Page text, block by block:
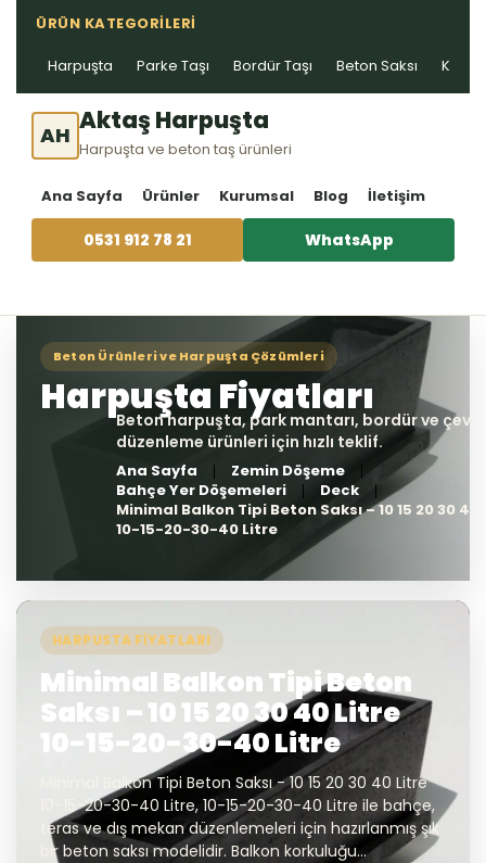
ÜRÜN KATEGORILERI
Harpuşta Parke Taşı Bordür Taşı Beton Saksı Kablo
AH Aktaş Harpuşta
Harpuşta ve beton taş ürünleri
Ana Sayfa Ürünler Kurumsal Blog İletişim
0531 912 78 21 WhatsApp
Ana Sayfa
Zemin Döşeme
Bahçe Yer Döşemeleri
Deck
Minimal Balkon Tipi Beton Saksı – 10 15 20 30
10-15-20-30-40 Litre
HARPUSTA FIYATLARI
Minimal Balkon Tipi Beton
Saksı – 10 15 20 30 40 Litre
10-15-20-30-40 Litre
Minimal Balkon Tipi Beton Saksı - 10 15 20 30 40 Litre
10-15-20-30-40 Litre, 10-15-20-30-40 Litre ile bahçe,
teras ve dış mekan düzenlemeleri için hazırlanmış şık
bir beton saksı modelidir. Balkon korkuluğu...